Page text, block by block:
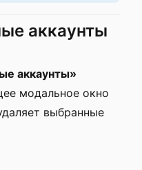
аккаунты
аккаунты»
модальное окно
выбранные